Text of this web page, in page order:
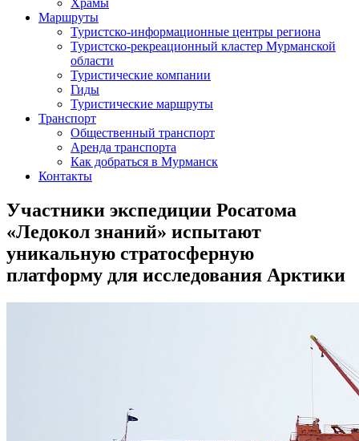
Храмы
Маршруты
Туристско-информационные центры региона
Туристско-рекреационный кластер Мурманской
области
Туристические компании
Гиды
Туристические маршруты
Транспорт
Общественный транспорт
Аренда транспорта
Как добраться в Мурманск
Контакты
Участники экспедиции Росатома
«Ледокол знаний» испытают
уникальную стратосферную
платформу для исследования Арктики